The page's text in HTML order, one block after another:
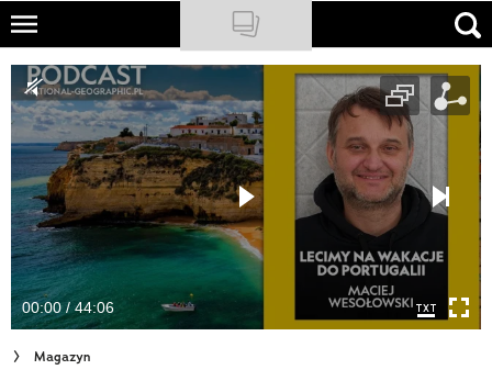
Skip
main
content
NATIONAL GEOGRAPHIC
TRAVELER
PODCASTY
Sklep
Newsletter
Cuda Polski
Wielki Konkurs Fotograficzny
00:00 / 44:06
Magazyn